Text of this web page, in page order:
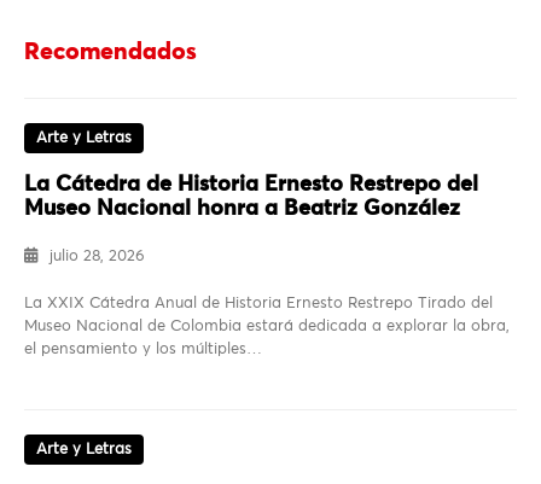
Recomendados
Arte y Letras
La Cátedra de Historia Ernesto Restrepo del
Museo Nacional honra a Beatriz González
julio 28, 2026
La XXIX Cátedra Anual de Historia Ernesto Restrepo Tirado del
Museo Nacional de Colombia estará dedicada a explorar la obra,
el pensamiento y los múltiples…
Arte y Letras